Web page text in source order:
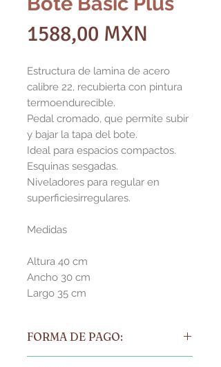
1588,00 MXN
Estructura de lamina de acero
calibre 22, recubierta con pintura
termoendurecible.
Pedal cromado, que permite subir
y bajar la tapa del bote.
Ideal para espacios compactos.
Esquinas sesgadas.
Niveladores para regular en
superficiesirregulares.
Medidas
Altura 40 cm
Ancho 30 cm
Largo 35 cm
FORMA DE PAGO: